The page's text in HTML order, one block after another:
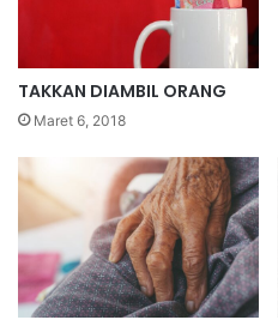
TAKKAN DIAMBIL ORANG
Maret 6, 2018